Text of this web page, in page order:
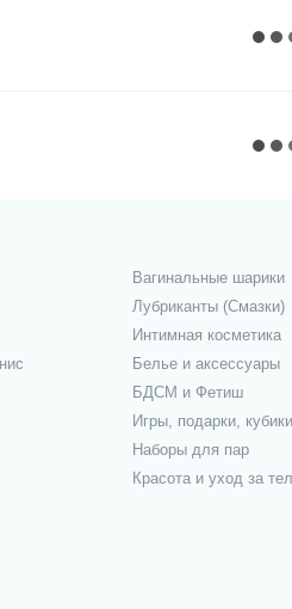
Вагинальные шарики
Лубриканты (Смазки)
Интимная косметика
Белье и аксессуары
БДСМ и Фетиш
Игры, подарки, кубики
Наборы для пар
Красота и уход за